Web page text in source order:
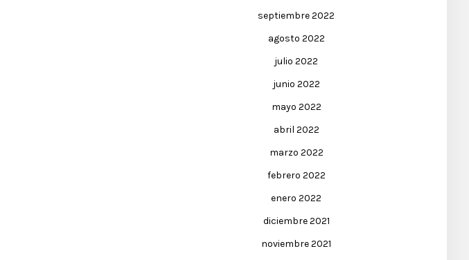
septiembre 2022
agosto 2022
julio 2022
junio 2022
mayo 2022
abril 2022
marzo 2022
febrero 2022
enero 2022
diciembre 2021
noviembre 2021